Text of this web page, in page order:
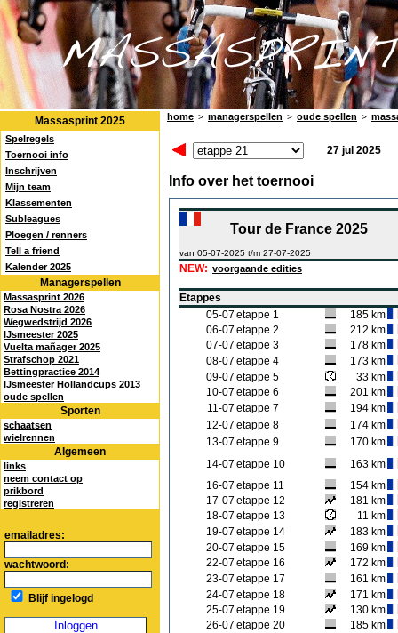
Massasprint 2025
Spelregels
Toernooi info
Inschrijven
Mijn team
Klassementen
Subleagues
Ploegen / renners
Tell a friend
Kalender 2025
Managerspellen
Massasprint 2026
Rosa Nostra 2026
Wegwedstrijd 2026
IJsmeester 2025
Vuelta mañager 2025
Strafschop 2021
Bettingpractice 2014
IJsmeester Hollandcups 2013
oude spellen
Sporten
schaatsen
wielrennen
Algemeen
links
neem contact op
prikbord
registreren
emailadres:
wachtwoord:
Blijf ingelogd
home > managerspellen > oude spellen >
27 jul 2025
Info over het toernooi
Tour de France 2025
van 05-07-2025 t/m 27-07-2025
NEW: voorgaande edities
Etappes
05-07 etappe 1
185 km
06-07 etappe 2
212 km
07-07 etappe 3
178 km
08-07 etappe 4
173 km
09-07 etappe 5
33 km
10-07 etappe 6
201 km
11-07 etappe 7
194 km
12-07 etappe 8
174 km
13-07 etappe 9
170 km
14-07 etappe 10
163 km
16-07 etappe 11
154 km
17-07 etappe 12
181 km
18-07 etappe 13
11 km
19-07 etappe 14
183 km
20-07 etappe 15
169 km
22-07 etappe 16
172 km
23-07 etappe 17
161 km
24-07 etappe 18
171 km
25-07 etappe 19
130 km
26-07 etappe 20
185 km